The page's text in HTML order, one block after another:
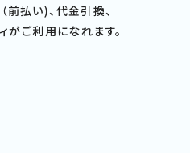
前払い)、代金引換、
がご利用になれます。